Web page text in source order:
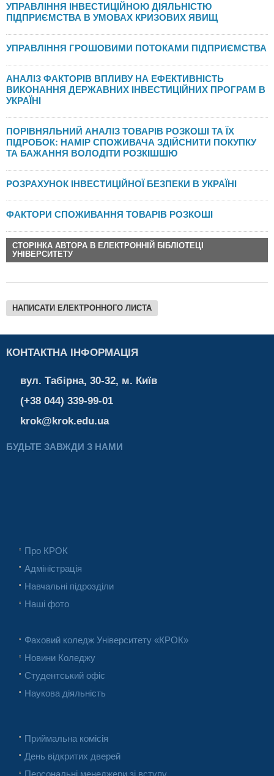
УПРАВЛІННЯ ІНВЕСТИЦІЙНОЮ ДІЯЛЬНІСТЮ
ПІДПРИЄМСТВА В УМОВАХ КРИЗОВИХ ЯВИЩ
УПРАВЛІННЯ ГРОШОВИМИ ПОТОКАМИ ПІДПРИЄМСТВА
АНАЛІЗ ФАКТОРІВ ВПЛИВУ НА ЕФЕКТИВНІСТЬ
ВИКОНАННЯ ДЕРЖАВНИХ ІНВЕСТИЦІЙНИХ ПРОГРАМ В
УКРАЇНІ
ПОРІВНЯЛЬНИЙ АНАЛІЗ ТОВАРІВ РОЗКОШІ ТА ЇХ
ПІДРОБОК: НАМІР СПОЖИВАЧА ЗДІЙСНИТИ ПОКУПКУ
ТА БАЖАННЯ ВОЛОДІТИ РОЗКІШШЮ
РОЗРАХУНОК ІНВЕСТИЦІЙНОЇ БЕЗПЕКИ В УКРАЇНІ
ФАКТОРИ СПОЖИВАННЯ ТОВАРІВ РОЗКОШІ
СТОРІНКА АВТОРА В ЕЛЕКТРОННІЙ БІБЛІОТЕЦІ
УНІВЕРСИТЕТУ
НАПИСАТИ ЕЛЕКТРОННОГО ЛИСТА
КОНТАКТНА ІНФОРМАЦІЯ
вул. Табірна, 30-32, м. Київ
(+38 044) 339-99-01
krok@krok.edu.ua
БУДЬТЕ ЗАВЖДИ З НАМИ
Про КРОК
Адміністрація
Навчальні підрозділи
Наші фото
Фаховий коледж Університету «КРОК»
Новини Коледжу
Студентський офіс
Наукова діяльність
Приймальна комісія
День відкритих дверей
Персональні менеджери зі вступу